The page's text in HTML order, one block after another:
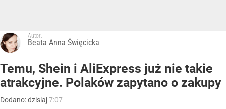
Autor:
Beata Anna Święcicka
Temu, Shein i AliExpress już nie takie
atrakcyjne. Polaków zapytano o zakupy
Dodano:dzisiaj7:07